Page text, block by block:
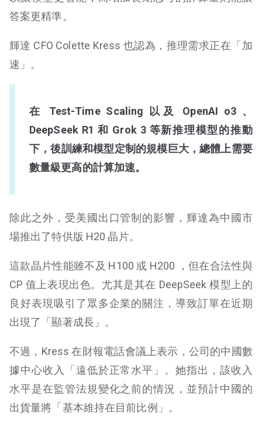
答案更精準。
輝達 CFO Colette Kress 也認為，推理需求正在「加
速」。
在 Test-Time Scaling 以及 OpenAI o3 、
DeepSeek R1 和 Grok 3 等新推理模型的推動
下，後訓練和模型定制的規模巨大，總體上需要
數量級更高的計算加速。
除此之外，受美國出口管制的影響，輝達為中國市
場推出了特供版 H20 晶片。
這款晶片性能雖不及 H100 或 H200 ，但在合法性與
CP 值上表現出色。尤其是其在 DeepSeek 模型上的
良好表現吸引了眾多企業的關注，導致訂單在近期
出現了「顯著成長」。
不過，Kress 在財報電話會議上表示，公司的中國數
據中心收入「遠低於正常水平」。她指出，該收入
水平是在監管法規變化之前的情況，並預計中國的
出貨量將「基本維持在目前比例」。